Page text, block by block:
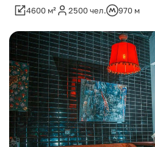
4600 м² 2500 чел. 970 м